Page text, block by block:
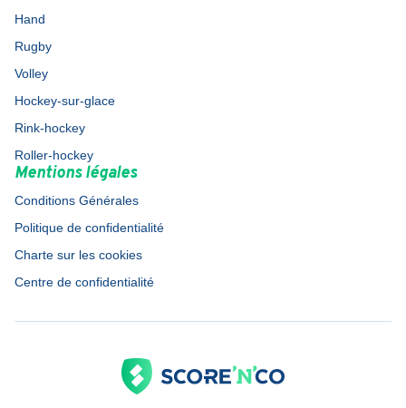
Hand
Rugby
Volley
Hockey-sur-glace
Rink-hockey
Roller-hockey
Mentions légales
Conditions Générales
Politique de confidentialité
Charte sur les cookies
Centre de confidentialité